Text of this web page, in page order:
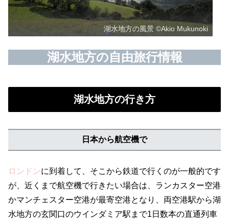
湖水地方の風景 ©Akio Mukunoki
湖水地方の自由旅行情報
湖水地方の行き方
日本から航空機で
ロンドンに到着して、そこから鉄道で行くのが一般的です
が、近くまで航空機で行きたい場合は、ランカスター空港
かマンチェスター空港が最寄空港となり、両空港駅から湖
水地方の玄関口のウインダミア駅まで1日数本の直通列車